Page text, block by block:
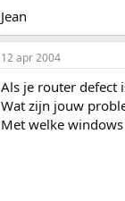
Jean
12 apr 2004
Als je router defect
Wat zijn jouw
Met welke